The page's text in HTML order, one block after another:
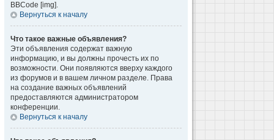
BBCode [img].
Вернуться к началу
Что такое важные объявления?
Эти объявления содержат важную
информацию, и вы должны прочесть их по
возможности. Они появляются вверху каждого
из форумов и в вашем личном разделе. Права
на создание важных объявлений
предоставляются администратором
конференции.
Вернуться к началу